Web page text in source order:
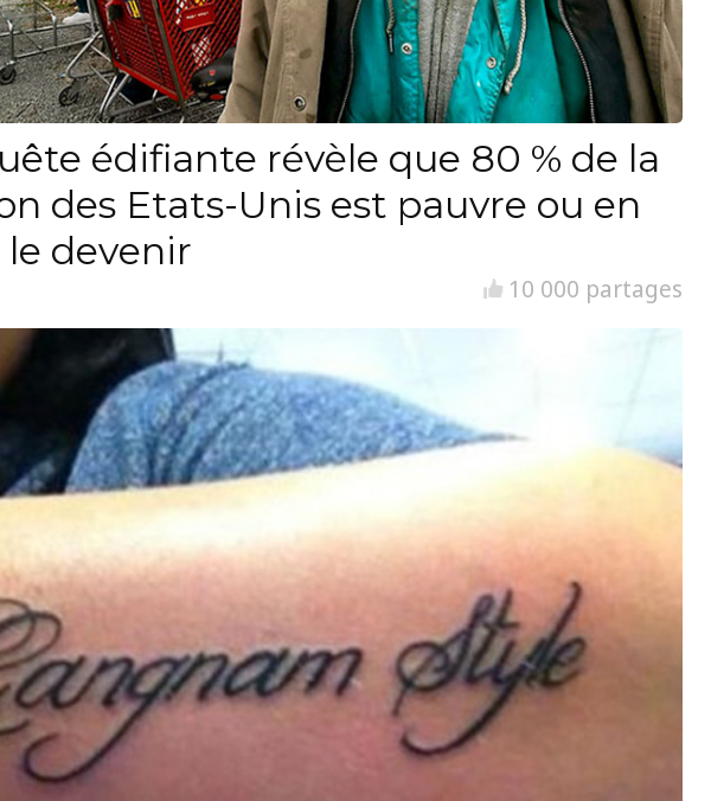
édifiante révèle que 80 % de la
des Etats-Unis est pauvre ou en
le devenir
10 000 partages